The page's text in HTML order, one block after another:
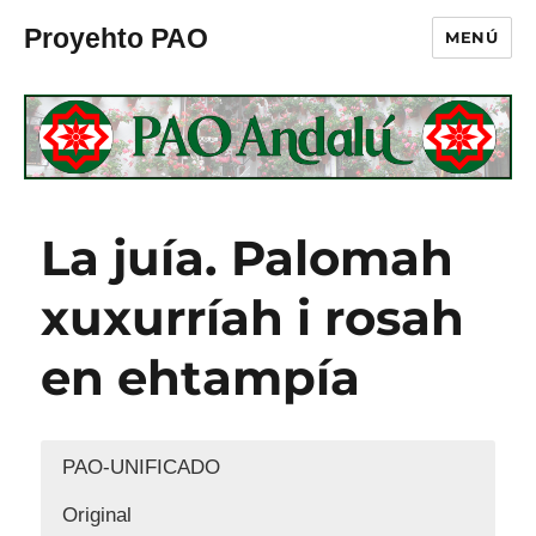
Proyehto PAO MENÚ
La juía. Palomah
xuxurríah i rosah
en ehtampía
PAO-UNIFICADO
Original